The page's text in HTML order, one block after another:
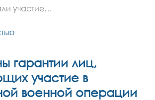
участие…
гарантии лиц,
участие в
военной операции